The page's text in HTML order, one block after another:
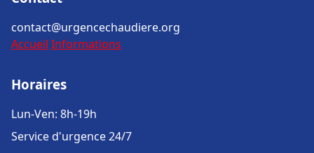
contact@urgencechaudiere.org
Accueil Informations
Horaires
Lun-Ven: 8h-19h
Service d'urgence 24/7